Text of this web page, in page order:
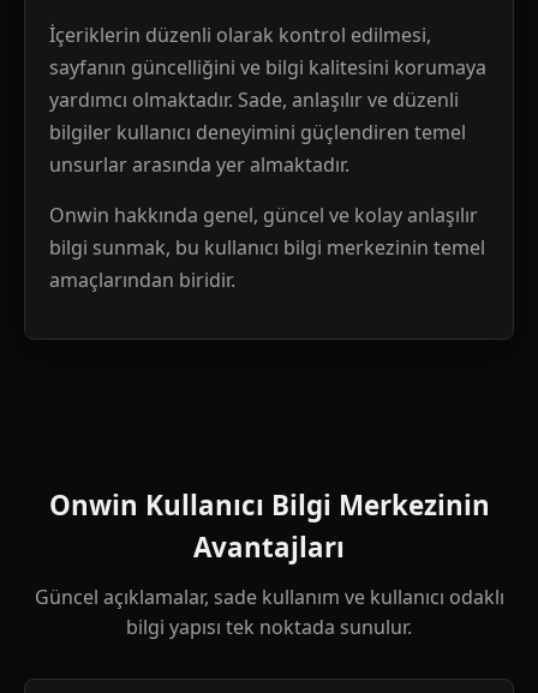
İçeriklerin düzenli olarak kontrol edilmesi,
sayfanın güncelliğini ve bilgi kalitesini korumaya
yardımcı olmaktadır. Sade, anlaşılır ve düzenli
bilgiler kullanıcı deneyimini güçlendiren temel
unsurlar arasında yer almaktadır.
Onwin hakkında genel, güncel ve kolay anlaşılır
bilgi sunmak, bu kullanıcı bilgi merkezinin temel
amaçlarından biridir.
Onwin Kullanıcı Bilgi Merkezinin
Avantajları
Güncel açıklamalar, sade kullanım ve kullanıcı odaklı
bilgi yapısı tek noktada sunulur.